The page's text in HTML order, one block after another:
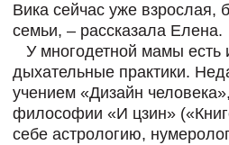
Вика сейчас уже взрослая,
семьи, – рассказала Елена.
У многодетной мамы есть
дыхательные практики.
учением «Дизайн
философии «И цзин»
себе астрологию,